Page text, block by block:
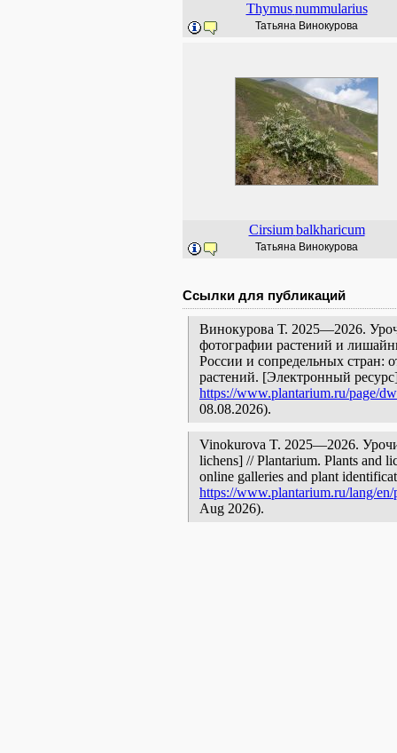
Thymus nummularius
Татьяна Винокурова
Cirsium balkharicum
Татьяна Винокурова
Ссылки для публикаций
Винокурова Т. 2025—2026.
фотографии растений и
России и сопредельных стран:
растений. [Электронный
https://www.plantarium.ru/page/
08.08.2026).
Vinokurova T. 2025—2026.
lichens] // Plantarium. Plants and
online galleries and plant
https://www.plantarium.ru/lang/
Aug 2026).